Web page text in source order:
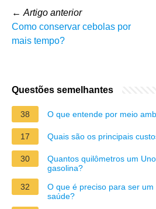
← Artigo anterior
Como conservar cebolas por
mais tempo?
Questões semelhantes
38 O que entende por meio
17 Quais são os principais
30
Quantos quilômetros um
gasolina?
32
O que é preciso para ser
saúde?